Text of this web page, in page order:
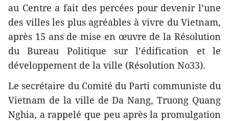
au Centre a fait des percées pour devenir l’une
des villes les plus agréables à vivre du Vietnam,
après 15 ans de mise en œuvre de la Résolution
du Bureau Politique sur l’édification et le
développement de la ville (Résolution No33).
Le secrétaire du Comité du Parti communiste du
Vietnam de la ville de Da Nang, Truong Quang
Nghia, a rappelé que peu après la promulgation